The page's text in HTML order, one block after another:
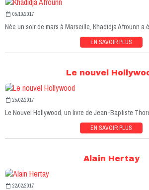
05/10/2017
Née un soir de mars à Marseille, Khadidja Afrounn a
EN SAVOIR PLUS
Le nouvel
25/02/2017
Le Nouvel Hollywood, un livre de Jean-Baptiste
EN SAVOIR PLUS
Alain Hertay
22/02/2017